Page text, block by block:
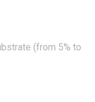
(from 5% to